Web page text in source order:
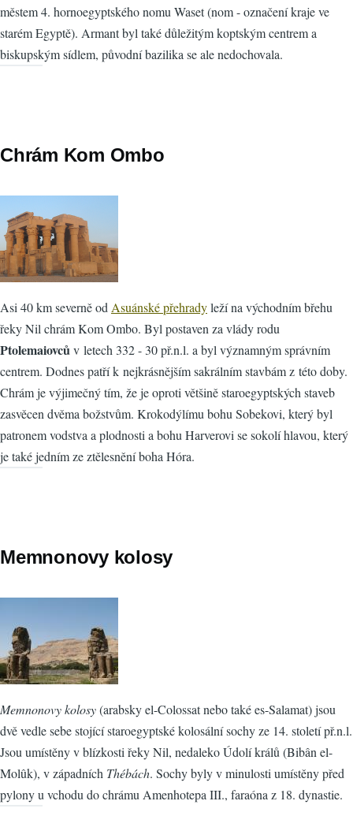
městem 4. hornoegyptského nomu Waset (nom - označení kraje ve
starém Egyptě). Armant byl také důležitým koptským centrem a
biskupským sídlem, původní bazilika se ale nedochovala.
Chrám Kom Ombo
Asi 40 km severně odAsuánské přehradyleží na východním břehu
řeky Nil chrám Kom Ombo. Byl postaven za vlády rodu
Ptolemaiovcův letech 332 - 30 př.n.l. a byl významným správním
centrem. Dodnes patří k nejkrásnějším sakrálním stavbám z této doby.
Chrám je výjimečný tím, že je oproti většině staroegyptských staveb
zasvěcen dvěma božstvům. Krokodýlímu bohu Sobekovi, který byl
patronem vodstva a plodnosti a bohu Harverovi se sokolí hlavou, který
je také jedním ze ztělesnění boha Hóra.
Memnonovy kolosy
Memnonovy kolosy(arabsky el-Colossat nebo také es-Salamat) jsou
dvě vedle sebe stojící staroegyptské kolosální sochy ze 14. století př.n.l.
Jsou umístěny v blízkosti řeky Nil, nedaleko Údolí králů (Bibân el-
Molûk), v západních Thébách. Sochy byly v minulosti umístěny před
pylony u vchodu do chrámu Amenhotepa III., faraóna z 18. dynastie.